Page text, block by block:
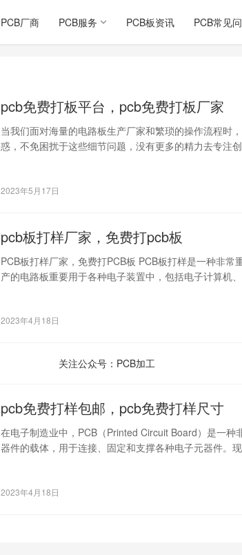
PCB厂商 PCB服务 PCB板资讯 PCB常见
pcb免费打板平台，pcb免费打板厂家
当我们面对海量的电路板生产厂家和繁琐的操作流程时
惑，不免困扰于这些细节问题，没有更多的精力去专注
2023年5月17日
pcb板打样厂家，免费打pcb板
PCB板打样厂家，免费打PCB板 PCB板打样是一种非常
产的电路板重要用于各种电子装置中，包括电子计算机
2023年4月18日
关注公众号：PCB加工
pcb免费打样包邮，pcb免费打样尺寸
在电子制造业中，PCB（Printed Circuit Board）是一种
器件的载体，用于连接、固定和支撑各种电子元器件。
2023年4月18日